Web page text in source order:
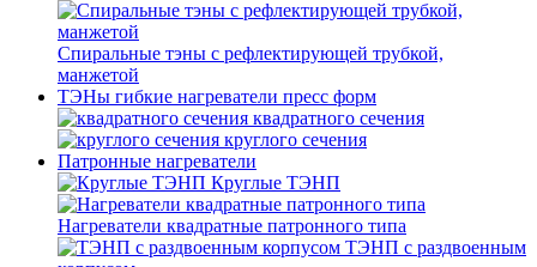
Спиральные тэны с рефлектирующей трубкой,
манжетой
ТЭНы гибкие нагреватели пресс форм
квадратного сечения
круглого сечения
Патронные нагреватели
Круглые ТЭНП
Нагреватели квадратные патронного типа
ТЭНП с раздвоенным